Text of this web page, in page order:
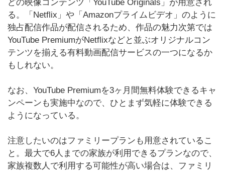
どの映像コンテンツ「YouTube Originals」が用意され
る。「Netflix」や「Amazonプライムビデオ」のように
独占配信作品が配信されるため、作品の魅力次第では
YouTube PremiumがNetflixなどと並ぶオリジナルコン
テンツを揃える有料動画配信サービスの一つになるか
もしれない。
なお、YouTube Premiumを3ヶ月間無料体験できるキャ
ンペーンも実施中なので、ひとまず気軽に体験できる
ようになっている。
注意したいのはファミリープランも用意されているこ
と。最大で6人までの家族が利用できるプランなので、
家族複数人で利用する可能性が高い場合は、ファミリ